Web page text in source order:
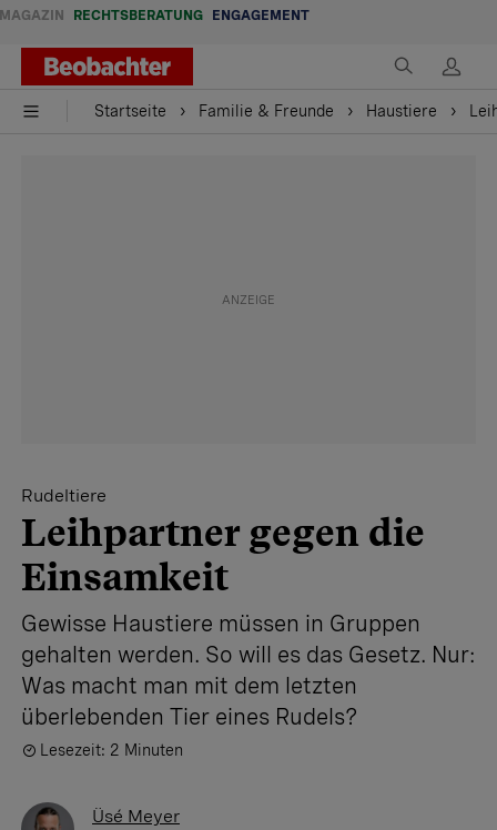
MAGAZIN RECHTSBERATUNG ENGAGEMENT
Startseite Familie & Freunde Haustiere
Rudeltiere
Leihpartner gegen die
Einsamkeit
Gewisse Haustiere müssen in Gruppen
gehalten werden. So will es das Gesetz. Nur:
Was macht man mit dem letzten
überlebenden Tier eines Rudels?
Lesezeit: 2 Minuten
Üsé Meyer